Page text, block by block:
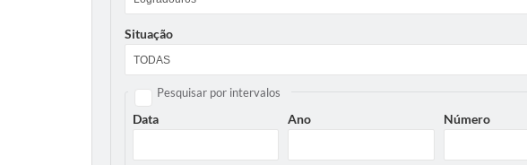
Situação
Pesquisar por intervalos
Data Ano Número